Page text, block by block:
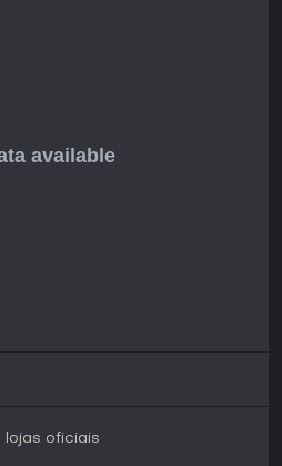
lojas oficiais